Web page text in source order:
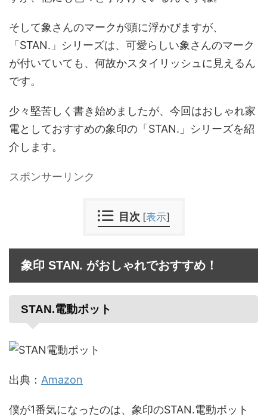
そして象さんのマークが頭に浮かびますが、
「STAN.」シリーズは、可愛らしい象さんのマーク
が付いていても、何故かスタイリッシュに見えるん
です。
少々堅苦しく書き始めましたが、今回はおしゃれ家
電としておすすめの象印の「STAN.」シリーズを紹
介します。
スポンサーリンク
目次 [表示]
象印 STAN. がおしゃれでおすすめ！
STAN.電動ポット
出典： Amazon
僕が1番気になったのは、象印のSTAN.電動ポット